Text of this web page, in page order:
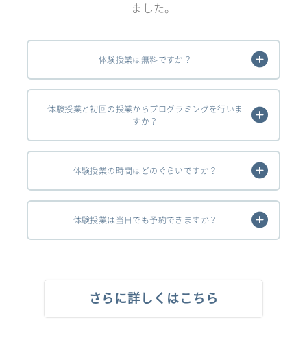
ました。
体験授業は無料ですか？
体験授業と初回の授業からプログラミングを行いま
すか？
体験授業の時間はどのぐらいですか？
体験授業は当日でも予約できますか？
さらに詳しくはこちら